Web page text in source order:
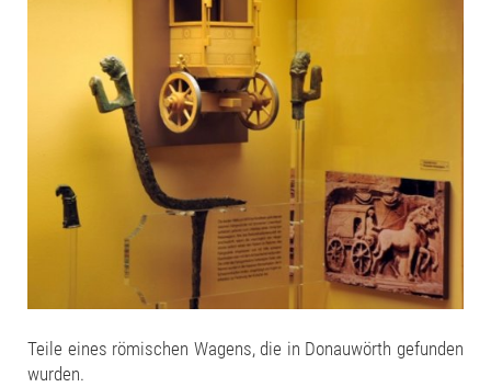
Teile eines römischen Wagens, die in Donauwörth gefunden
wurden.